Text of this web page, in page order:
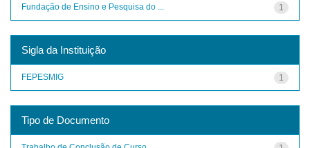
1
Fundação de Ensino e Pesquisa do ...
Sigla da Instituição
1
FEPESMIG
Tipo de Documento